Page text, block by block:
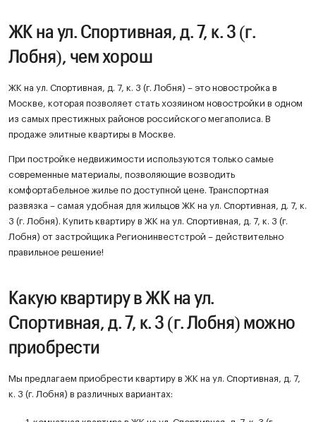
ЖК на ул. Спортивная, д. 7, к. 3 (г.
Лобня), чем хорош
ЖК на ул. Спортивная, д. 7, к. 3 (г. Лобня) – это новостройка в
Москве, которая позволяет стать хозяином новостройки в одном
из самых престижных районов российского мегаполиса. В
продаже элитные квартиры в Москве.
При постройке недвижимости используются только самые
современные материалы, позволяющие возводить
комфортабельное жилье по доступной цене. Транспортная
развязка – самая удобная для жильцов ЖК на ул. Спортивная, д. 7, к.
3 (г. Лобня). Купить квартиру в ЖК на ул. Спортивная, д. 7, к. 3 (г.
Лобня) от застройщика Регионинвестстрой – действительно
правильное решение!
Какую квартиру в ЖК на ул.
Спортивная, д. 7, к. 3 (г. Лобня) можно
приобрести
Мы предлагаем приобрести квартиру в ЖК на ул. Спортивная, д. 7,
к. 3 (г. Лобня) в различных вариантах: